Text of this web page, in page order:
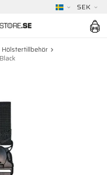
SEK
Hölstertillbehör